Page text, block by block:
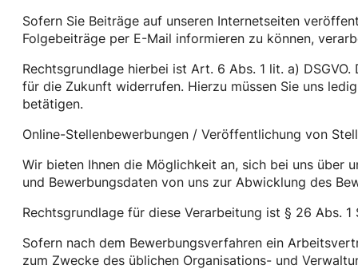
Sofern Sie Beiträge auf unseren Internetseiten
Folgebeiträge per E-Mail informieren zu können,
Rechtsgrundlage hierbei ist Art. 6 Abs. 1 lit. a)
für die Zukunft widerrufen. Hierzu müssen Sie uns
betätigen.
Online-Stellenbewerbungen / Veröffentlichung von
Wir bieten Ihnen die Möglichkeit an, sich bei uns über
und Bewerbungsdaten von uns zur Abwicklung des
Rechtsgrundlage für diese Verarbeitung ist § 26 Abs. 1
Sofern nach dem Bewerbungsverfahren ein
zum Zwecke des üblichen Organisations- und